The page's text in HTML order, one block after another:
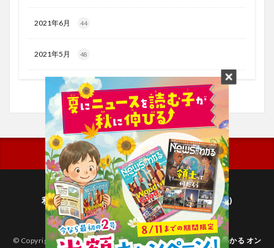
2021年6月 44
2021年5月 48
利用規約
プライバシーポリシー(毎日新聞出版)
個人情報について(毎日新聞社)
© Copyright 2026子どものためのニュース雑誌「ニュースがわかる オン